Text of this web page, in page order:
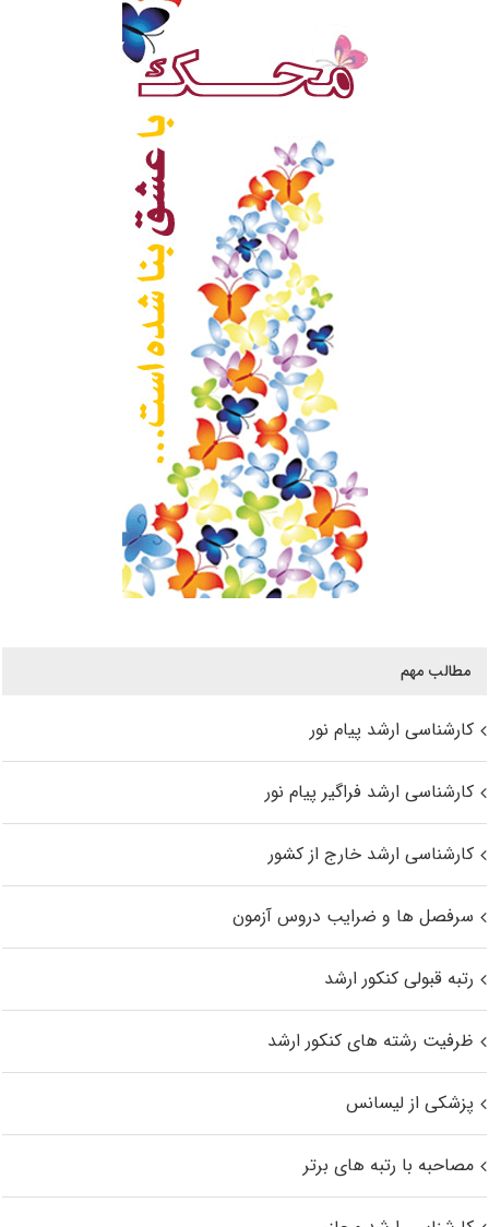
مطالب مهم
کارشناسی ارشد پیام نور
کارشناسی ارشد فراگیر پیام نور
کارشناسی ارشد خارج از کشور
سرفصل ها و ضرایب دروس آزمون
رتبه قبولی کنکور ارشد
ظرفیت رشته های کنکور ارشد
پزشکی از لیسانس
مصاحبه با رتبه های برتر